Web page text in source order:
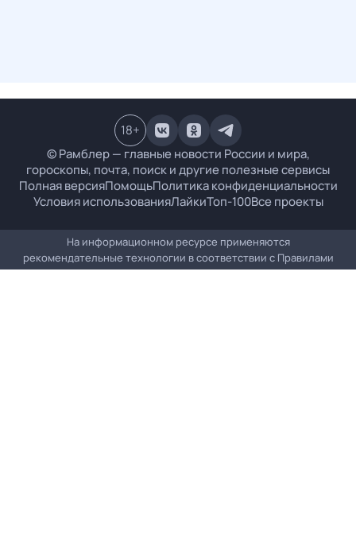
© Рамблер — главные новости России и мира,
гороскопы, почта, поиск и другие полезные сервисы
Полная версияПомощьПолитика конфиденциальности
Условия использованияЛайкиТоп-100Все проекты
18+
На информационном ресурсе применяются
рекомендательные технологии в соответствии с Правилами